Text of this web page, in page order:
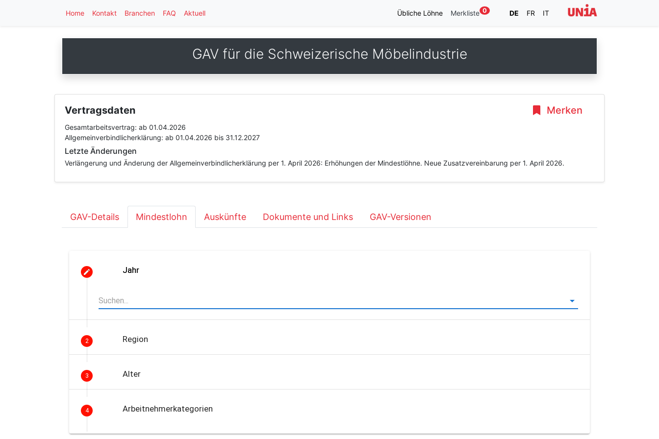
Home Kontakt Branchen FAQ Aktuell Übliche Löhne Merkliste 0 DE FR IT
GAV für die Schweizerische Möbelindustrie
Merken
Vertragsdaten
Gesamtarbeitsvertrag: ab 01.04.2026
Allgemeinverbindlicherklärung: ab 01.04.2026 bis 31.12.2027
Letzte Änderungen
Verlängerung und Änderung der Allgemeinverbindlicherklärung per 1. April 2026: Erhöhungen der Mindestlöhne. Neue Zusatzvereinbarung per 1. April 2026.
GAV-Details Mindestlohn Auskünfte Dokumente und Links GAV-Versionen
Jahr
2 Region
3 Alter
4 Arbeitnehmerkategorien